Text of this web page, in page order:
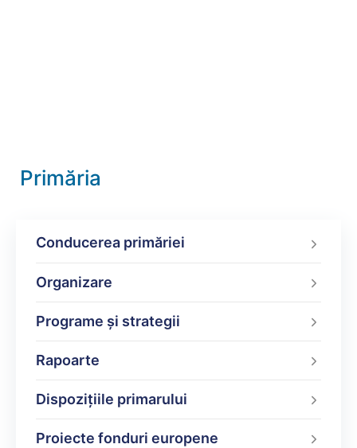
Primăria
Conducerea primăriei
Organizare
Programe şi strategii
Rapoarte
Dispoziţiile primarului
Proiecte fonduri europene